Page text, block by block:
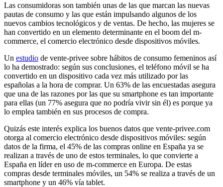
Las consumidoras son también unas de las que marcan las nuevas
pautas de consumo y las que están impulsando algunos de los
nuevos cambios tecnológicos y de ventas. De hecho, las mujeres se
han convertido en un elemento determinante en el boom del m-
commerce, el comercio electrónico desde dispositivos móviles.
Un estudio de vente-privee sobre hábitos de consumo femeninos así
lo ha demostrado: según sus conclusiones, el teléfono móvil se ha
convertido en un dispositivo cada vez más utilizado por las
españolas a la hora de comprar. Un 63% de las encuestadas asegura
que una de las razones por las que su smartphone es tan importante
para ellas (un 77% asegura que no podría vivir sin él) es porque ya
lo emplea también en sus procesos de compra.
Quizás este interés explica los buenos datos que vente-privee.com
otorga al comercio electrónico desde dispositivos móviles: según
datos de la firma, el 45% de las compras online en España ya se
realizan a través de uno de estos terminales, lo que convierte a
España en líder en uso de m-commerce en Europa. De estas
compras desde terminales móviles, un 54% se realiza a través de un
smartphone y un 46% vía tablet.